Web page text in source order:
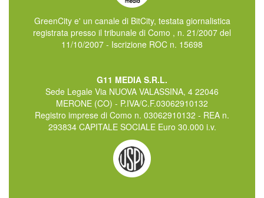
GreenCity e' un canale di BitCity, testata giornalistica
registrata presso il tribunale di Como , n. 21/2007 del
11/10/2007 - Iscrizione ROC n. 15698
G11 MEDIA S.R.L.
Sede Legale Via NUOVA VALASSINA, 4 22046
MERONE (CO) - P.IVA/C.F.03062910132
Registro imprese di Como n. 03062910132 - REA n.
293834 CAPITALE SOCIALE Euro 30.000 i.v.